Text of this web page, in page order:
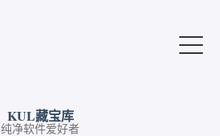
KUL藏宝库
纯净软件爱好者